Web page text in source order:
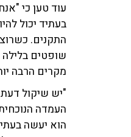
עוד טען כי
בעתיד יכול
שופטים בלילה
מקרים הרבה
"יש שיקול דעת
העמדה
הוא יעשה